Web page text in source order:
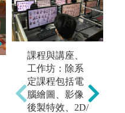
3D角色建模與
材質貼圖技巧
訓練
課程與講座、
工作坊：除系
定課程包括電
腦繪圖、影像
後製特效、2D/